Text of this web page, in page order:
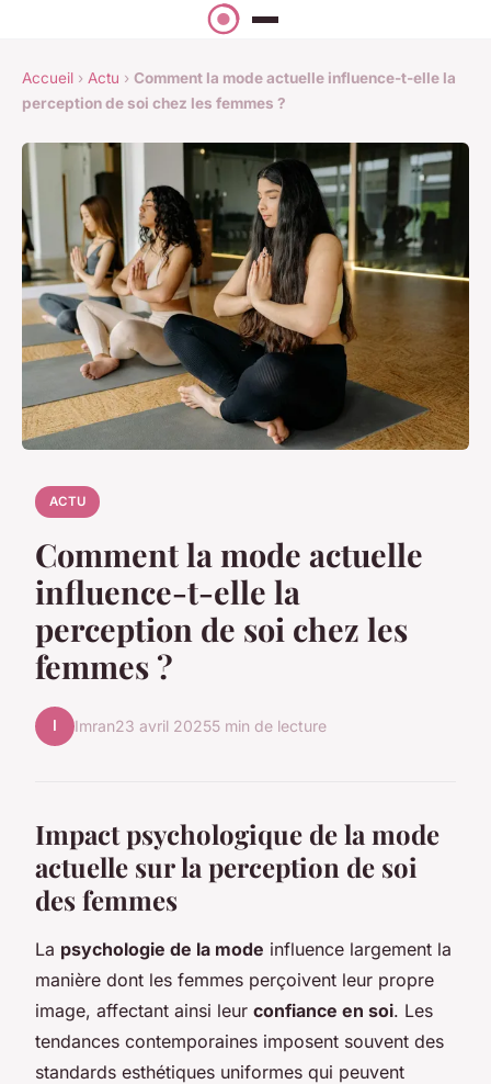
Accueil › Actu › Comment la mode actuelle influence-t-elle la
perception de soi chez les femmes ?
ACTU
Comment la mode actuelle
influence-t-elle la
perception de soi chez les
femmes ?
I Imran23 avril 20255 min de lecture
Impact psychologique de la mode
actuelle sur la perception de soi
des femmes
La psychologie de la mode influence largement la
manière dont les femmes perçoivent leur propre
image, affectant ainsi leur confiance en soi. Les
tendances contemporaines imposent souvent des
standards esthétiques uniformes qui peuvent